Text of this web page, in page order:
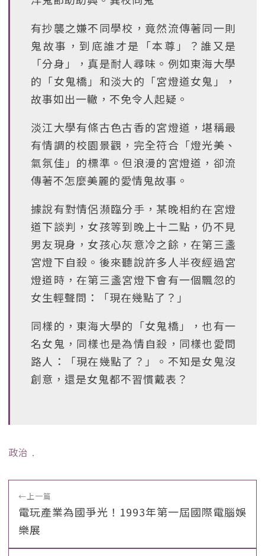
有抄襲之嫌不同學校，竟然流傳著同一則
鬼故事，到底誰才是「本尊」？誰又是
「分身」，真是耐人尋味。例如東海大學
的「女鬼橋」和淡大的「宮燈道女鬼」，
故事如出一轍，不免令人起疑。
淡江大學有條古色古香的宮燈道，堪稱最
有情調的校園景觀，完全符合「燈光美、
氣氛佳」的標準。但浪漫的宮燈道，卻流
傳著不怎麼美麗的愛情鬼故事。
據說有對情侶瀕臨分手，某晚相約在宮燈
道下談判，女孩等到晚上十二點，仍不見
男友現身，女孩心灰意冷之餘，在第三盞
宮燈下自殺。後來聽說許多人半夜經過宮
燈道時，在第三盞宮燈下會有一個飄忽的
女生輕聲問：「現在幾點了？」
同樣的，東海大學的「女鬼橋」，也有一
名女鬼，同樣也是為情自殺，同樣也愛問
路人：「現在幾點了？」。不知是女鬼沒
創意，還是女鬼都不習慣戴表？
政治 ﹒
←上一篇
電玩產業為國爭光！1993年第一屆國際電腦娛
樂展